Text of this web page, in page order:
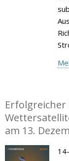
Erfolgreicher
am 13.